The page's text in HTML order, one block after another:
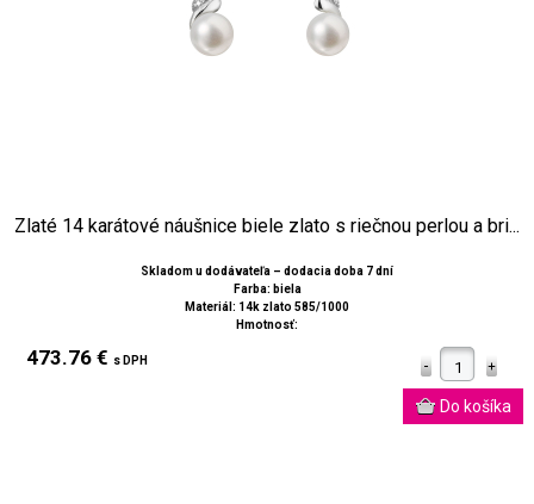
Zlaté 14 karátové náušnice biele zlato s riečnou perlou a bri...
Skladom u dodávateľa – dodacia doba 7 dní
Farba: biela
Materiál: 14k zlato 585/1000
Hmotnosť:
473.76 € s DPH